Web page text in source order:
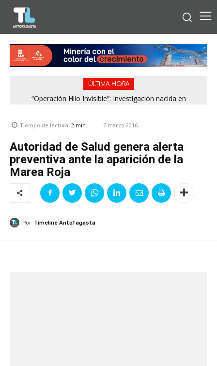
ÚLTIMA HORA
“Operación Hilo Invisible”: Investigación nacida en
Tiempo de lectura: 2 min. 7 marzo 2016
Autoridad de Salud genera alerta
preventiva ante la aparición de la
Marea Roja
Por Timeline Antofagasta